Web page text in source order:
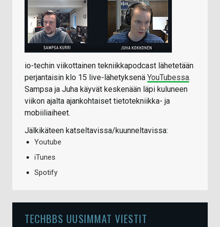
io-techin viikottainen tekniikkapodcast lähetetään
perjantaisin klo 15 live-lähetyksenä YouTubessa.
Sampsa ja Juha käyvät keskenään läpi kuluneen
viikon ajalta ajankohtaiset tietotekniikka- ja
mobiiliaiheet.
Jälkikäteen katseltavissa/kuunneltavissa:
Youtube
iTunes
Spotify
TECHBBS UUSIMMAT VIESTIT